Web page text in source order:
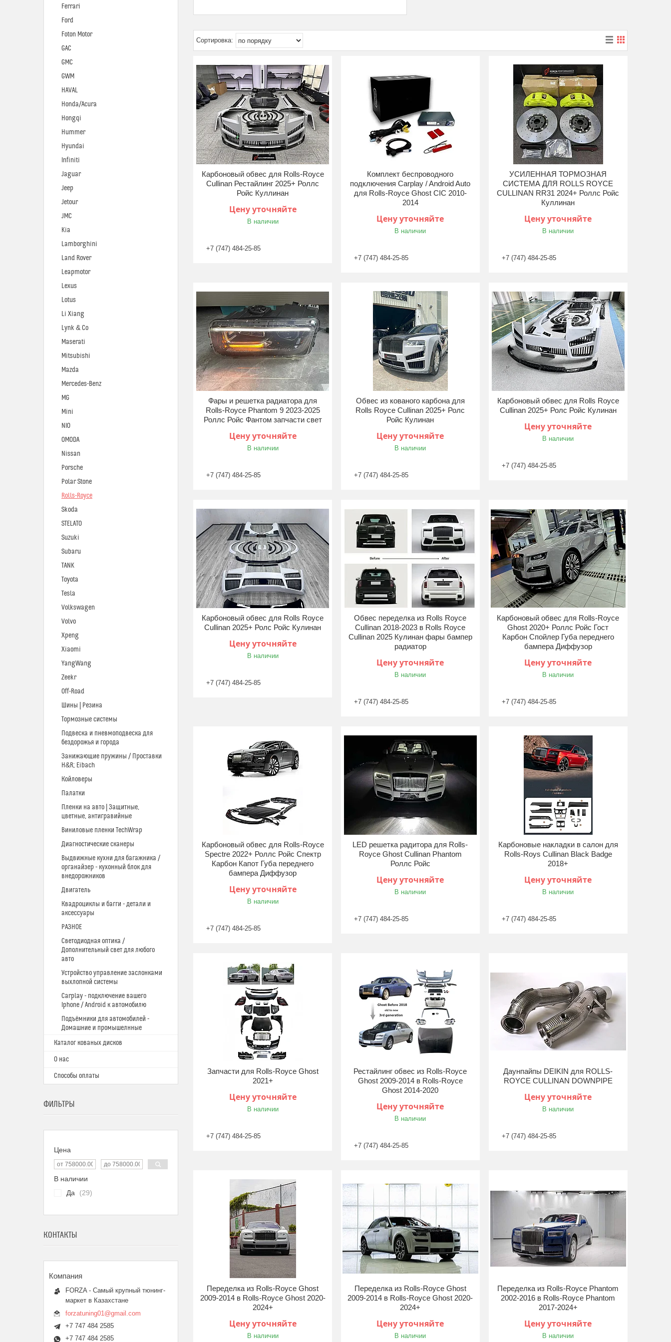
Карбоновый обвес для Rolls-Royce
Cullinan Рестайлинг 2025+ Роллс
Ройс Куллинан
Цену уточняйте
В наличии
+7 (747) 484-25-85
Комплект беспроводного
подключения Carplay / Android Auto
для Rolls-Royce Ghost CIC 2010-
2014
Цену уточняйте
В наличии
+7 (747) 484-25-85
УСИЛЕННАЯ ТОРМОЗНАЯ
СИСТЕМА ДЛЯ ROLLS ROYCE
CULLINAN RR31 2024+ Роллс Ройс
Куллинан
Цену уточняйте
В наличии
+7 (747) 484-25-85
Фары и решетка радиатора для
Rolls-Royce Phantom 9 2023-2025
Роллс Ройс Фантом запчасти свет
Цену уточняйте
В наличии
+7 (747) 484-25-85
Обвес из кованого карбона для
Rolls Royce Cullinan 2025+ Ролс
Ройс Кулинан
Цену уточняйте
В наличии
+7 (747) 484-25-85
Карбоновый обвес для Rolls Royce
Cullinan 2025+ Ролс Ройс Кулинан
Цену уточняйте
В наличии
+7 (747) 484-25-85
Карбоновый обвес для Rolls Royce
Cullinan 2025+ Ролс Ройс Кулинан
Цену уточняйте
В наличии
+7 (747) 484-25-85
Обвес переделка из Rolls Royce
Cullinan 2018-2023 в Rolls Royce
Cullinan 2025 Кулинан фары бампер
радиатор
Цену уточняйте
В наличии
+7 (747) 484-25-85
Карбоновый обвес для Rolls-Royce
Ghost 2020+ Роллс Ройс Гост
Карбон Спойлер Губа переднего
бампера Диффузор
Цену уточняйте
В наличии
+7 (747) 484-25-85
Карбоновый обвес для Rolls-Royce
Spectre 2022+ Роллс Ройс Спектр
Карбон Капот Губа переднего
бампера Диффузор
Цену уточняйте
В наличии
+7 (747) 484-25-85
LED решетка радитора для Rolls-
Royce Ghost Cullinan Phantom
Роллс Ройс
Цену уточняйте
В наличии
+7 (747) 484-25-85
Карбоновые накладки в салон для
Rolls-Roys Cullinan Black Badge
2018+
Цену уточняйте
В наличии
+7 (747) 484-25-85
Запчасти для Rolls-Royce Ghost
2021+
Цену уточняйте
В наличии
+7 (747) 484-25-85
Рестайлинг обвес из Rolls-Royce
Ghost 2009-2014 в Rolls-Royce
Ghost 2014-2020
Цену уточняйте
В наличии
+7 (747) 484-25-85
Даунпайпы DEIKIN для ROLLS-
ROYCE CULLINAN DOWNPIPE
Цену уточняйте
В наличии
+7 (747) 484-25-85
Переделка из Rolls-Royce Ghost
2009-2014 в Rolls-Royce Ghost 2020-
2024+
Цену уточняйте
В наличии
Переделка из Rolls-Royce Ghost
2009-2014 в Rolls-Royce Ghost 2020-
2024+
Цену уточняйте
В наличии
Переделка из Rolls-Royce Phantom
2002-2016 в Rolls-Royce Phantom
2017-2024+
Цену уточняйте
В наличии
Ferrari
Ford
Foton Motor
GAC
GMC
GWM
HAVAL
Honda/Acura
Hongqi
Hummer
Hyundai
Infiniti
Jaguar
Jeep
Jetour
JMC
Kia
Lamborghini
Land Rover
Leapmotor
Lexus
Lotus
Li Xiang
Lynk & Co
Maserati
Mitsubishi
Mazda
Mercedes-Benz
MG
Mini
NIO
OMODA
Nissan
Porsche
Polar Stone
Rolls-Royce
Skoda
STELATO
Suzuki
Subaru
TANK
Toyota
Tesla
Volkswagen
Volvo
Xpeng
Xiaomi
YangWang
Zeekr
Off-Road
Шины | Резина
Тормозные системы
Подвеска и пневмоподвеска для
бездорожья и города
Занижающие пружины / Проставки
H&R; Eibach
Койловеры
Палатки
Пленки на авто | Защитные,
цветные, антигравийные
Виниловые пленки TechWrap
Диагностические сканеры
Выдвижные кухни для багажника /
органайзер - кухонный блок для
внедорожников
Двигатель
Квадроциклы и багги - детали и
аксессуары
РАЗНОЕ
Светодиодная оптика /
Дополнительный свет для любого
авто
Устройство управление заслонками
выхлопной системы
Carplay - подключение вашего
Iphone / Android к автомобилю
Подъёмники для автомобилей -
Домашние и промышелнные
Каталог кованых дисков
О нас
Способы оплаты
ФИЛЬТРЫ
Цена
В наличии
Да
29
КОНТАКТЫ
FORZA - Самый крупный тюнинг-
маркет в Казахстане
forzatuning01@gmail.com
+7 747 484 2585
+7 747 484 2585